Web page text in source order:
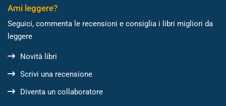
Ami leggere?
Seguici, commenta le recensioni e consiglia i libri migliori da
leggere
Novità libri
Scrivi una recensione
Diventa un collaboratore